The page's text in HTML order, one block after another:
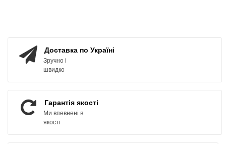
Доставка по Україні
Зручно і
швидко
Гарантія якості
Ми впевнені в
якості